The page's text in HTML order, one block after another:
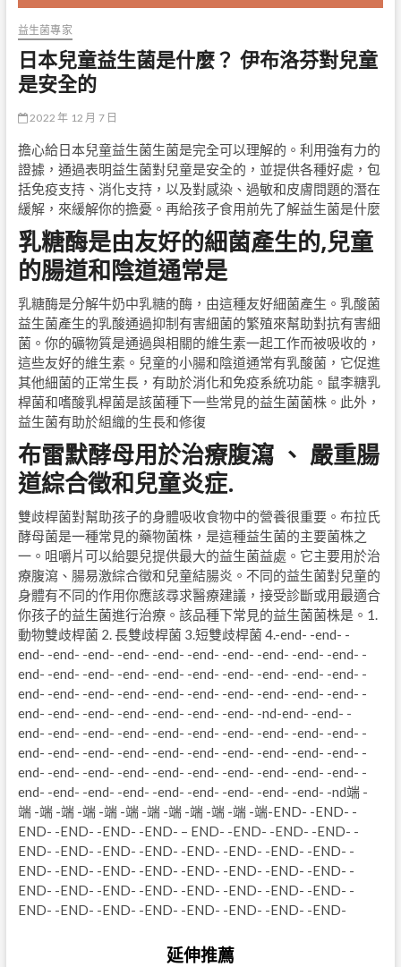
益生菌專家
日本兒童益生菌是什麼？ 伊布洛芬對兒童
是安全的
2022 年 12 月 7 日
擔心給日本兒童益生菌生菌是完全可以理解的。利用強有力的
證據，通過表明益生菌對兒童是安全的，並提供各種好處，包
括免疫支持、消化支持，以及對感染、過敏和皮膚問題的潛在
緩解，來緩解你的擔憂。再給孩子食用前先了解益生菌是什麼
乳糖酶是由友好的細菌產生的,兒童
的腸道和陰道通常是
乳糖酶是分解牛奶中乳糖的酶，由這種友好細菌產生。乳酸菌
益生菌產生的乳酸通過抑制有害細菌的繁殖來幫助對抗有害細
菌。你的礦物質是通過與相關的維生素一起工作而被吸收的，
這些友好的維生素。兒童的小腸和陰道通常有乳酸菌，它促進
其他細菌的正常生長，有助於消化和免疫系統功能。鼠李糖乳
桿菌和嗜酸乳桿菌是該菌種下一些常見的益生菌菌株。此外，
益生菌有助於組織的生長和修復
布雷默酵母用於治療腹瀉 、 嚴重腸
道綜合徵和兒童炎症.
雙歧桿菌對幫助孩子的身體吸收食物中的營養很重要。布拉氏
酵母菌是一種常見的藥物菌株，是這種益生菌的主要菌株之
一。咀嚼片可以給嬰兒提供最大的益生菌益處。它主要用於治
療腹瀉、腸易激綜合徵和兒童結腸炎。不同的益生菌對兒童的
身體有不同的作用你應該尋求醫療建議，接受診斷或用最適合
你孩子的益生菌進行治療。該品種下常見的益生菌菌株是。1.
動物雙歧桿菌 2. 長雙歧桿菌 3.短雙歧桿菌 4.-end- -end- -
end- -end- -end- -end- -end- -end- -end- -end- -end- -end- -
end- -end- -end- -end- -end- -end- -end- -end- -end- -end- -
end- -end- -end- -end- -end- -end- -end- -end- -end- -end- -
end- -end- -end- -end- -end- -end- -end- -nd-end- -end- -
end- -end- -end- -end- -end- -end- -end- -end- -end- -end- -
end- -end- -end- -end- -end- -end- -end- -end- -end- -end- -
end- -end- -end- -end- -end- -end- -end- -end- -end- -end- -
end- -end- -end- -end- -end- -end- -end- -end- -end- -nd端 -
端 -端 -端 -端 -端 -端 -端 -端 -端 -端 -端 -端-END- -END- -
END- -END- -END- -END- – END- -END- -END- -END- -
END- -END- -END- -END- -END- -END- -END- -END- -
END- -END- -END- -END- -END- -END- -END- -END- -
END- -END- -END- -END- -END- -END- -END- -END- -
END- -END- -END- -END- -END- -END- -END- -END-
延伸推薦